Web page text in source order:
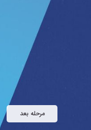
مرحله بعد